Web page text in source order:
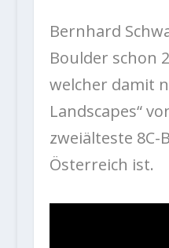
Bernhard
Boulder schon
welcher damit
Landscapes“
zweiälteste 8C-
Österreich ist.